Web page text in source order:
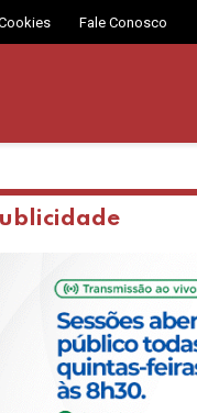
Fale Conosco